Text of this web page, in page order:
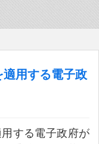
用する電子政
する電子政府が